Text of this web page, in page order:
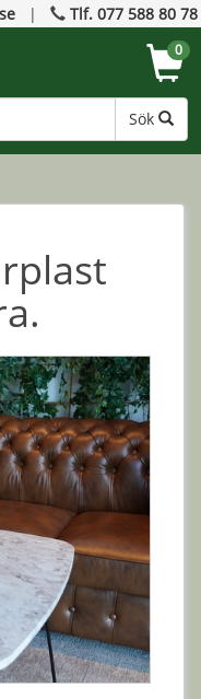
| Tlf. 077 588 80 78
Sök
0